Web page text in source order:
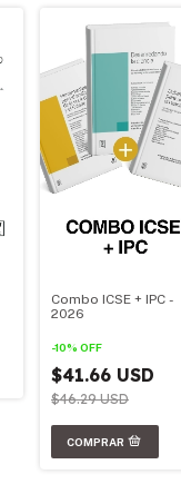
Combo ICSE + IPC -
2026
-10% OFF
$41.66 USD
$46.29 USD